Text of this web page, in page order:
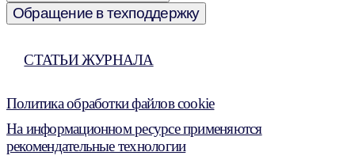
Обращение в техподдержку
СТАТЬИ ЖУРНАЛА
Политика обработки файлов cookie
На информационном ресурсе применяются
рекомендательные технологии